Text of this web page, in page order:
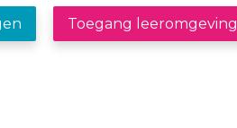
Toegang leeromgeving